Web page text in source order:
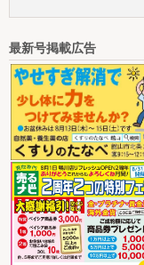
最新号掲載広告